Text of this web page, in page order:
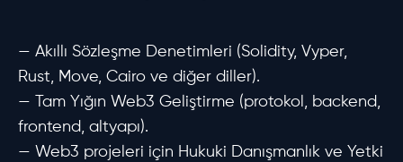
— Akıllı Sözleşme Denetimleri (Solidity, Vyper,
Rust, Move, Cairo ve diğer diller).
— Tam Yığın Web3 Geliştirme (protokol, backend,
frontend, altyapı).
— Web3 projeleri için Hukuki Danışmanlık ve Yetki